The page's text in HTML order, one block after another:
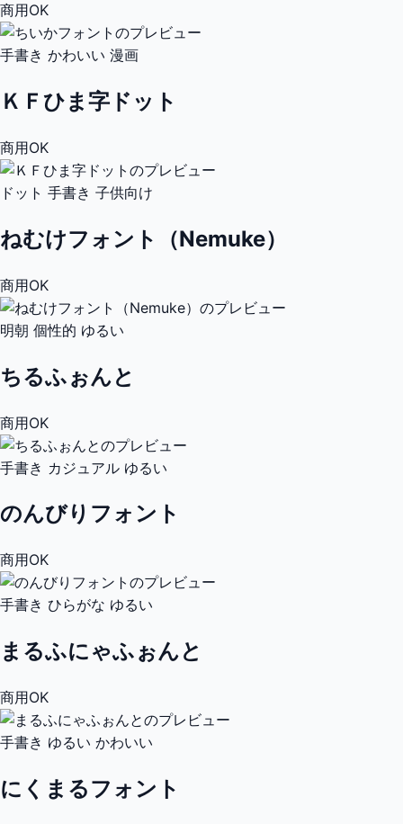
商用OK
手書き かわいい 漫画
ＫＦひま字ドット
商用OK
ドット 手書き 子供向け
ねむけフォント（Nemuke）
商用OK
明朝 個性的 ゆるい
ちるふぉんと
商用OK
手書き カジュアル ゆるい
のんびりフォント
商用OK
手書き ひらがな ゆるい
まるふにゃふぉんと
商用OK
手書き ゆるい かわいい
にくまるフォント